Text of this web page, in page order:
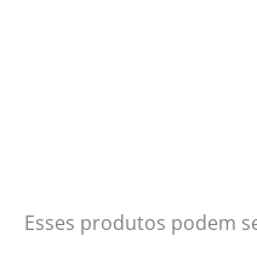
Esses produtos podem